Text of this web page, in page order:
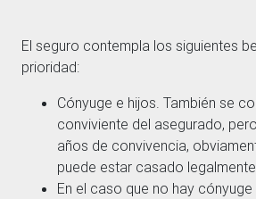
El seguro contempla los siguientes
prioridad:
Cónyuge e hijos. También se
conviviente del asegurado,
años de convivencia,
puede estar casado
En el caso que no hay